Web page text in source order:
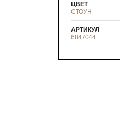
ЦВЕТ
СТОУН
АРТИКУЛ
6847044